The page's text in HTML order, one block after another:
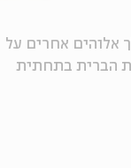
אלוהים אחרים על
הברית בתחתית